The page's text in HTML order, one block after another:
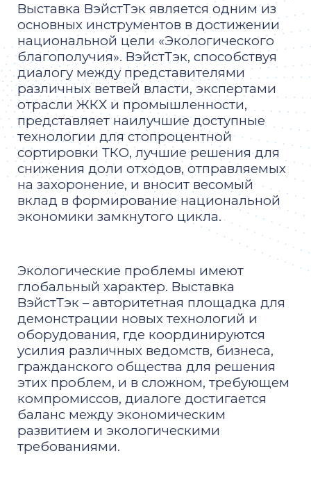
Выставка ВэйстТэк является одним из
основных инструментов в достижении
национальной цели «Экологического
благополучия». ВэйстТэк, способствуя
диалогу между представителями
различных ветвей власти, экспертами
отрасли ЖКХ и промышленности,
представляет наилучшие доступные
технологии для стопроцентной
сортировки ТКО, лучшие решения для
снижения доли отходов, отправляемых
на захоронение, и вносит весомый
вклад в формирование национальной
экономики замкнутого цикла.
Экологические проблемы имеют
глобальный характер. Выставка
ВэйстТэк – авторитетная площадка для
демонстрации новых технологий и
оборудования, где координируются
усилия различных ведомств, бизнеса,
гражданского общества для решения
этих проблем, и в сложном, требующем
компромиссов, диалоге достигается
баланс между экономическим
развитием и экологическими
требованиями.